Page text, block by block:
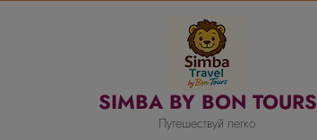
Путешествуй легко
SIMBA BY BON TOURS